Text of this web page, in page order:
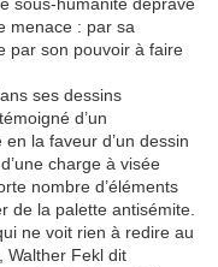
menace : par sa
par son pouvoir à faire
ses dessins
d’un
la faveur d’un dessin
charge à visée
nombre d’éléments
de la palette antisémite.
ne voit rien à redire au
Walther Fekl dit